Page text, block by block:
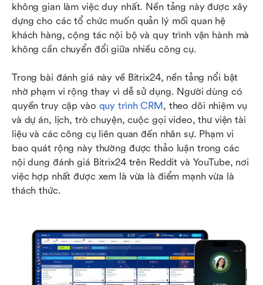
không gian làm việc duy nhất. Nền tảng này được xây
dựng cho các tổ chức muốn quản lý mối quan hệ
khách hàng, cộng tác nội bộ và quy trình vận hành mà
không cần chuyển đổi giữa nhiều công cụ.
Trong bài đánh giá này về Bitrix24, nền tảng nổi bật
nhờ phạm vi rộng thay vì dễ sử dụng. Người dùng có
quyền truy cập vào quy trình CRM, theo dõi nhiệm vụ
và dự án, lịch, trò chuyện, cuộc gọi video, thư viện tài
liệu và các công cụ liên quan đến nhân sự. Phạm vi
bao quát rộng này thường được thảo luận trong các
nội dung đánh giá Bitrix24 trên Reddit và YouTube, nơi
việc hợp nhất được xem là vừa là điểm mạnh vừa là
thách thức.